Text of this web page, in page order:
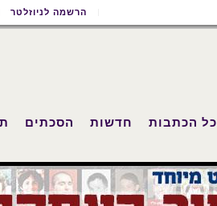
הרשמה לניוזלטר
כל הכתבות חדשות הסכתים